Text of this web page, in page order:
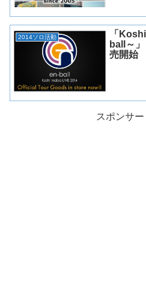
2014ソロ活動
「
ball～
売開始
スポンサー